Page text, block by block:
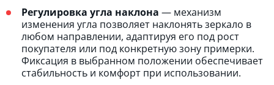
Регулировка угла наклона — механизм
изменения угла позволяет наклонять зеркало в
любом направлении, адаптируя его под рост
покупателя или под конкретную зону примерки.
Фиксация в выбранном положении обеспечивает
стабильность и комфорт при использовании.